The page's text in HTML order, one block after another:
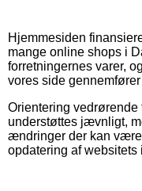
Hjemmesiden
mange online shops i
forretningernes varer,
vores side
Orientering vedrørende
understøttes jævnligt,
ændringer der kan
opdatering af websitets